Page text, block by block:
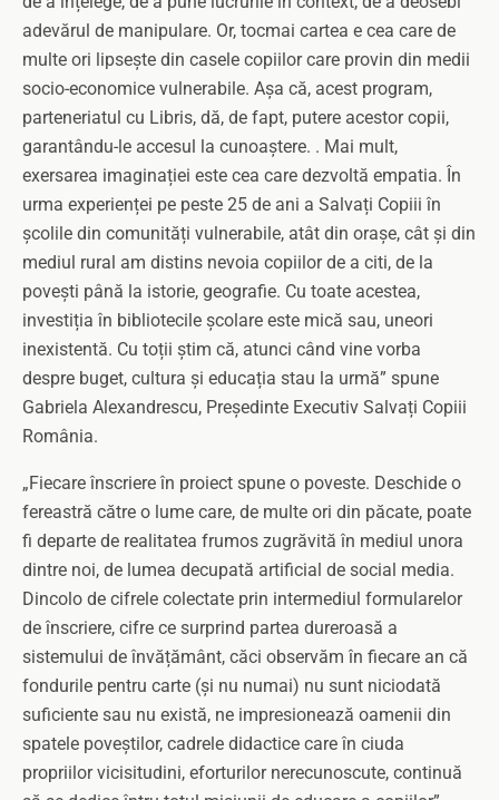
adevărul de manipulare. Or, tocmai cartea e cea care de
multe ori lipsește din casele copiilor care provin din medii
socio-economice vulnerabile. Așa că, acest program,
parteneriatul cu Libris, dă, de fapt, putere acestor copii,
garantându-le accesul la cunoaștere. . Mai mult,
exersarea imaginației este cea care dezvoltă empatia. În
urma experienței pe peste 25 de ani a Salvați Copiii în
școlile din comunități vulnerabile, atât din orașe, cât și din
mediul rural am distins nevoia copiilor de a citi, de la
povești până la istorie, geografie. Cu toate acestea,
investiția în bibliotecile școlare este mică sau, uneori
inexistentă. Cu toții știm că, atunci când vine vorba
despre buget, cultura și educația stau la urmă” spune
Gabriela Alexandrescu, Președinte Executiv Salvați Copiii
România.
„Fiecare înscriere în proiect spune o poveste. Deschide o
fereastră către o lume care, de multe ori din păcate, poate
fi departe de realitatea frumos zugrăvită în mediul unora
dintre noi, de lumea decupată artificial de social media.
Dincolo de cifrele colectate prin intermediul formularelor
de înscriere, cifre ce surprind partea dureroasă a
sistemului de învățământ, căci observăm în fiecare an că
fondurile pentru carte (și nu numai) nu sunt niciodată
suficiente sau nu există, ne impresionează oamenii din
spatele poveștilor, cadrele didactice care în ciuda
propriilor vicisitudini, eforturilor nerecunoscute, continuă